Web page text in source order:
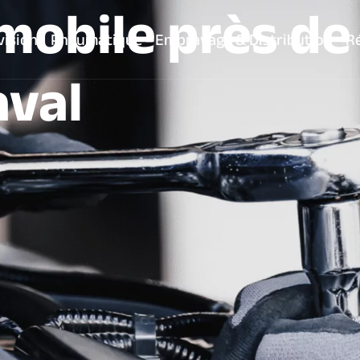
Pneumatique Embrayage & Distribution
près de